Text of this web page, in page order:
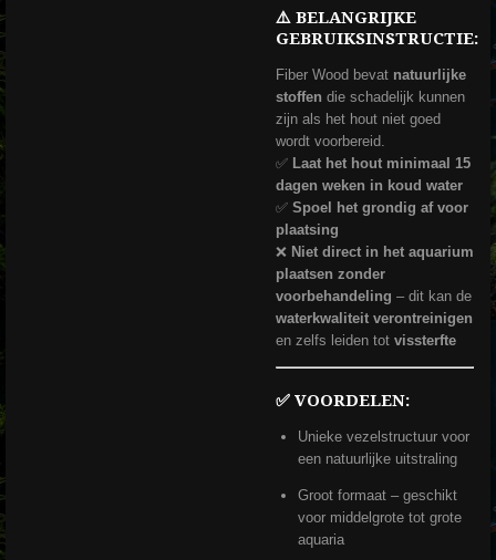
⚠️ BELANGRIJKE
GEBRUIKSINSTRUCTIE:
Fiber Wood bevat natuurlijke
stoffen die schadelijk kunnen
zijn als het hout niet goed
wordt voorbereid.
✅ Laat het hout minimaal 15
dagen weken in koud water
✅ Spoel het grondig af voor
plaatsing
❌ Niet direct in het aquarium
plaatsen zonder
voorbehandeling – dit kan de
waterkwaliteit verontreinigen
en zelfs leiden tot vissterfte
✅ VOORDELEN:
Unieke vezelstructuur voor
een natuurlijke uitstraling
Groot formaat – geschikt
voor middelgrote tot grote
aquaria